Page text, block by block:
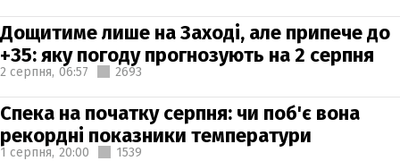
Дощитиме лише на Заході, але припече до
+35: яку погоду прогнозують на 2 серпня
2 серпня, 06:57 2693
Спека на початку серпня: чи поб'є вона
рекордні показники температури
1 серпня, 20:00 1539